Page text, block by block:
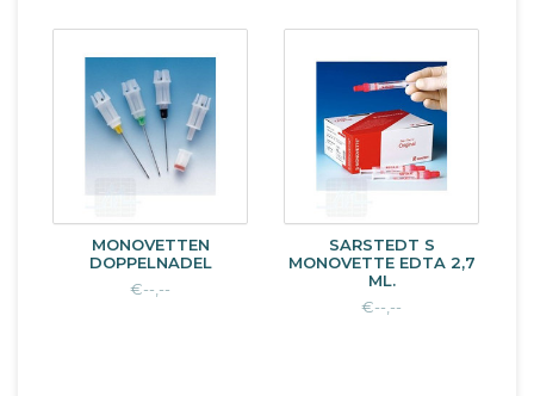
MONOVETTEN
DOPPELNADEL
€--,--
SARSTEDT S
MONOVETTE EDTA 2,7
ML.
€--,--